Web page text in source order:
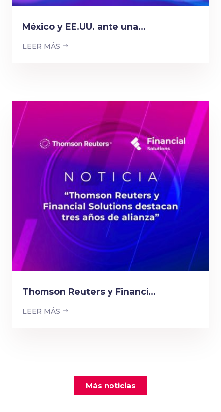
México y EE.UU. ante una...
LEER MÁS
Thomson Reuters y Financi...
LEER MÁS
Más noticias